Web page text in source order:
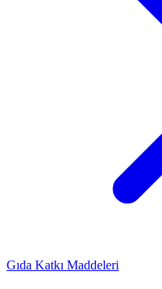
Gıda Katkı Maddeleri